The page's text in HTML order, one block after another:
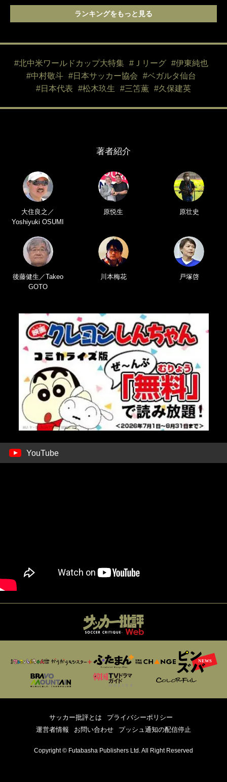
ランキングをもっと見る
#北中米ワールドカップ大特集 #Ｊリーグ
#伊東純也
#中村敬斗
#日本サッカー協会
#ベガルタ仙台
#日本代表
#松木玖生 #三笘薫 #久保建英
著者紹介
大住良之／
Yoshiyuki OSUMI
原悦生 原壮史
後藤健生／Takeo
GOTO
川本梅花 戸塚啓
YouTube
サッカー批評とは
プライバシーポリシー
運営者情報
お問い合わせ プッシュ通知の配信停止
Copyright © Futabasha Publishers Ltd. All Right Reserved